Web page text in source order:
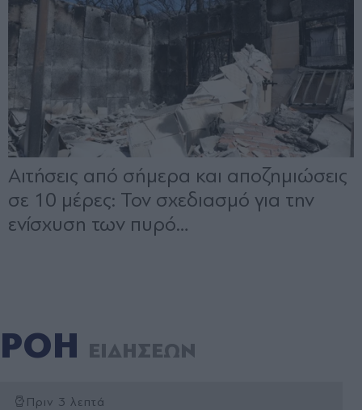
ΡΟΗ ΕΙΔΗΣΕΩΝ
Πριν 3 λεπτά